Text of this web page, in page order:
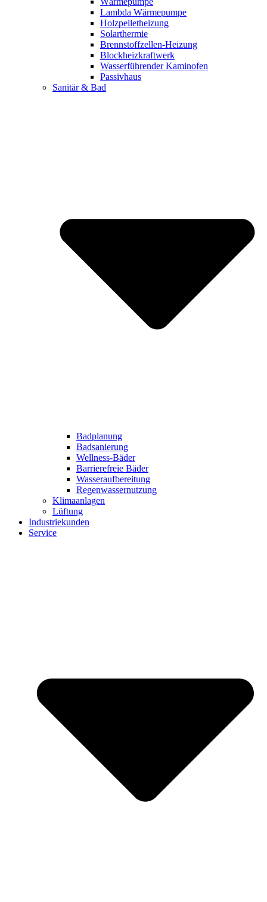
Lambda Wärmepumpe
Holzpelletheizung
Solarthermie
Brennstoffzellen-Heizung
Blockheizkraftwerk
Wasserführender Kaminofen
Passivhaus
Sanitär & Bad
Badplanung
Badsanierung
Wellness-Bäder
Barrierefreie Bäder
Wasseraufbereitung
Regenwassernutzung
Klimaanlagen
Lüftung
Industriekunden
Service